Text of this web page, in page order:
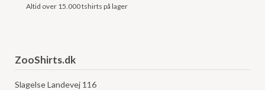
Altid over 15.000 tshirts på lager
ZooShirts.dk
Slagelse Landevej 116